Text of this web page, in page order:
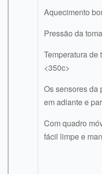
Aquecimento
Pressão da
Temperatura de
<350c>
Os sensores da
em adiante e
Com quadro
fácil limpe e